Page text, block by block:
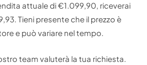
attuale di€1.099,90, riceverai
. Tieni presente che il prezzo è
e può variare nel tempo.
team valuterà la tua richiesta.